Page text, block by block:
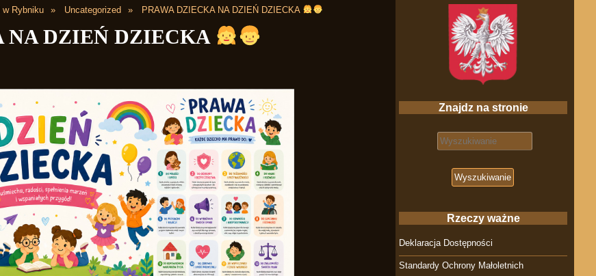
w Rybniku Uncategorized PRAWA DZIECKA NA DZIEŃ DZIECKA
NA DZIEŃ DZIECKA
Znajdz na stronie
Search for:
Rzeczy ważne
Deklaracja Dostępności
Standardy Ochrony Małoletnich